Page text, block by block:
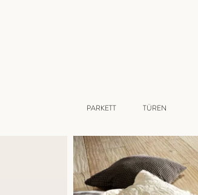
PARKETT TÜREN